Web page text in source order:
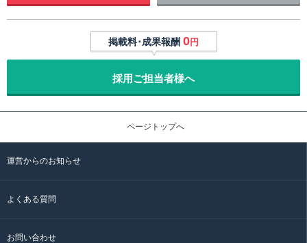
掲載料･成果報酬 0円
採用ご担当者様へ
ページトップへ
運営からのお知らせ
よくある質問
お問い合わせ